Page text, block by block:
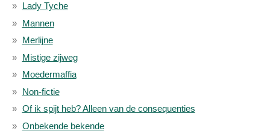
Lady Tyche
Mannen
Merlijne
Mistige zijweg
Moedermaffia
Non-fictie
Of ik spijt heb? Alleen van de consequenties
Onbekende bekende